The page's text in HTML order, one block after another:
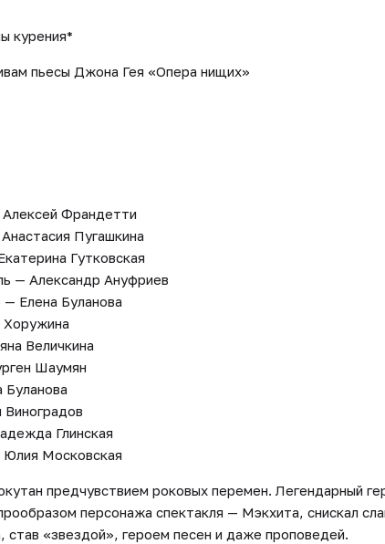
курения*
пьесы Джона Гея «Опера нищих»
Франдетти
Пугашкина
Гутковская
— Александр Ануфриев
Елена Буланова
Хоружина
Величкина
Шаумян
Буланова
Глинская
Московская
предчувствием роковых перемен. Легендарный
персонажа спектакля — Мэкхита, снискал
став «звездой», героем песен и даже проповедей.